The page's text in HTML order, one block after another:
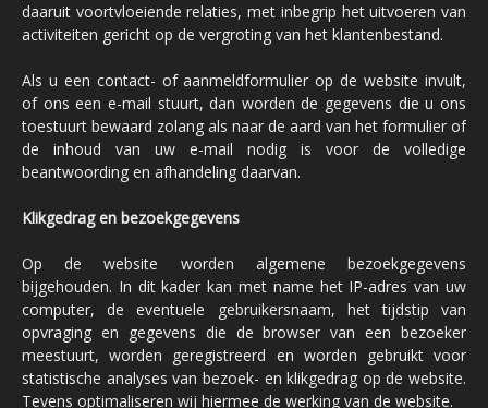
daaruit voortvloeiende relaties, met inbegrip het uitvoeren van
activiteiten gericht op de vergroting van het klantenbestand.
Als u een contact- of aanmeldformulier op de website invult,
of ons een e-mail stuurt, dan worden de gegevens die u ons
toestuurt bewaard zolang als naar de aard van het formulier of
de inhoud van uw e-mail nodig is voor de volledige
beantwoording en afhandeling daarvan.
Klikgedrag en bezoekgegevens
Op de website worden algemene bezoekgegevens
bijgehouden. In dit kader kan met name het IP-adres van uw
computer, de eventuele gebruikersnaam, het tijdstip van
opvraging en gegevens die de browser van een bezoeker
meestuurt, worden geregistreerd en worden gebruikt voor
statistische analyses van bezoek- en klikgedrag op de website.
Tevens optimaliseren wij hiermee de werking van de website.